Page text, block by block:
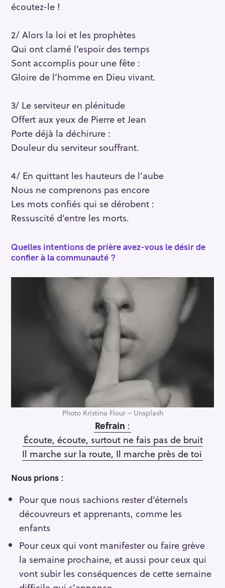
écoutez-le !
2/ Alors la loi et les prophètes
Qui ont clamé l’espoir des temps
Sont accomplis pour une fête :
Gloire de l’homme en Dieu vivant.
3/ Le serviteur en plénitude
Offert aux yeux de Pierre et Jean
Porte déjà la déchirure :
Douleur du serviteur souffrant.
4/ En quittant les hauteurs de l’aube
Nous ne comprenons pas encore
Les mots confiés qui se dérobent :
Ressuscité d’entre les morts.
Quelles intentions de prière avez-vous le désir de
confier à la communauté ?
Photo Kristina Flour – Unsplash
Refrain :
Écoute, écoute, surtout ne fais pas de bruit
Il marche sur la route, Il marche près de toi
Nous prions :
Pour que nous sachions rester d’éternels
découvreurs et apprenants, comme les
enfants
Pour ceux qui vont manifester ou faire grève
la semaine prochaine, et aussi pour ceux qui
vont subir les conséquences de cette semaine